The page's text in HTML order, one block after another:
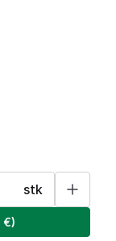
stk
€)